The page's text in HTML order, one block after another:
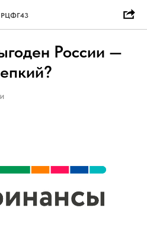
РЦФГ43
России —